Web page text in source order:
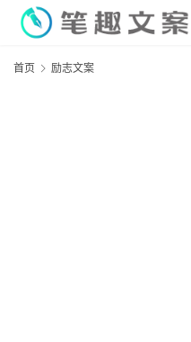
首页 励志文案